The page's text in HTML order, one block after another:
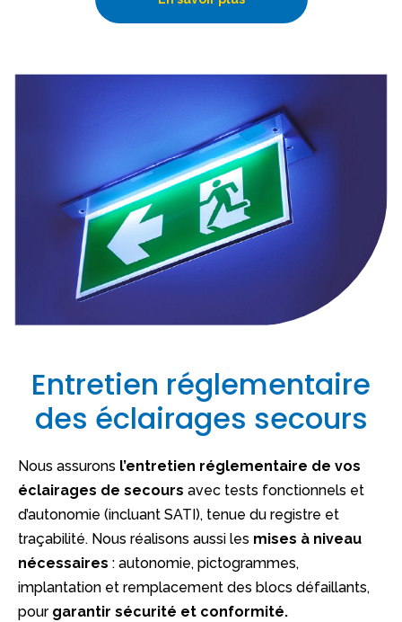
Entretien réglementaire
des éclairages secours
Nous assurons l’entretien réglementaire de vos
éclairages de secours avec tests fonctionnels et
d’autonomie (incluant SATI), tenue du registre et
traçabilité. Nous réalisons aussi les mises à niveau
nécessaires : autonomie, pictogrammes,
implantation et remplacement des blocs défaillants,
pour garantir sécurité et conformité.